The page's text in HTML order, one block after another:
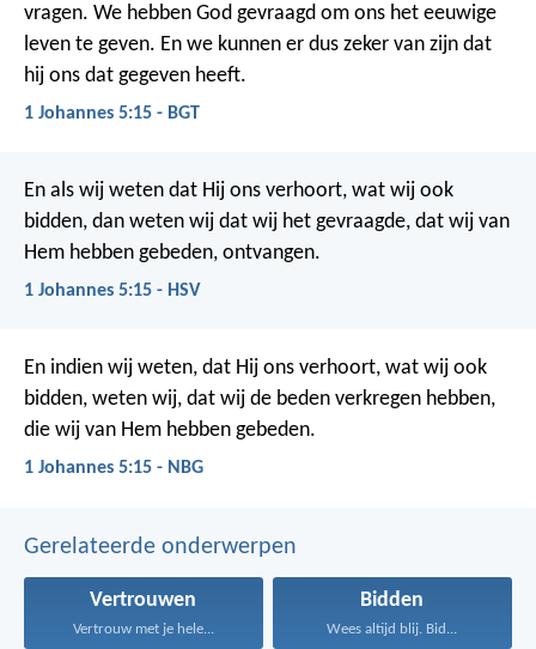
vragen. We hebben God gevraagd om ons het eeuwige
leven te geven. En we kunnen er dus zeker van zijn dat
hij ons dat gegeven heeft.
1 Johannes 5:15 - BGT
En als wij weten dat Hij ons verhoort, wat wij ook
bidden, dan weten wij dat wij het gevraagde, dat wij van
Hem hebben gebeden, ontvangen.
1 Johannes 5:15 - HSV
En indien wij weten, dat Hij ons verhoort, wat wij ook
bidden, weten wij, dat wij de beden verkregen hebben,
die wij van Hem hebben gebeden.
1 Johannes 5:15 - NBG
Gerelateerde onderwerpen
Vertrouwen
Vertrouw met je hele...
Bidden
Wees altijd blij. Bid...